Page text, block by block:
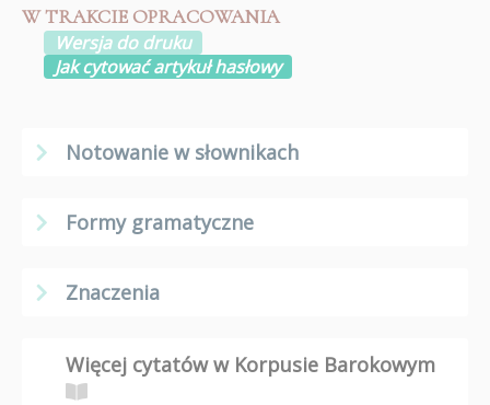
W TRAKCIE OPRACOWANIA
Wersja do druku
Jak cytować artykuł hasłowy
Notowanie w słownikach
Formy gramatyczne
Znaczenia
Więcej cytatów w Korpusie Barokowym